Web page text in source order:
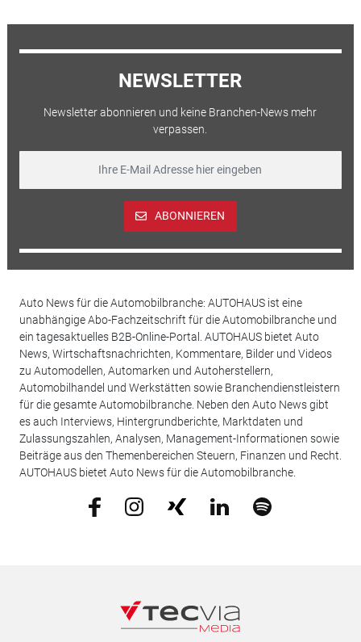
NEWSLETTER
Newsletter abonnieren und keine Branchen-News mehr
verpassen.
ABONNIEREN
Auto News für die Automobilbranche: AUTOHAUS ist eine
unabhängige Abo-Fachzeitschrift für die Automobilbranche und
ein tagesaktuelles B2B-Online-Portal. AUTOHAUS bietet Auto
News, Wirtschaftsnachrichten, Kommentare, Bilder und Videos
zu Automodellen, Automarken und Autoherstellern,
Automobilhandel und Werkstätten sowie Branchendienstleistern
für die gesamte Automobilbranche. Neben den Auto News gibt
es auch Interviews, Hintergrundberichte, Marktdaten und
Zulassungszahlen, Analysen, Management-Informationen sowie
Beiträge aus den Themenbereichen Steuern, Finanzen und Recht.
AUTOHAUS bietet Auto News für die Automobilbranche.